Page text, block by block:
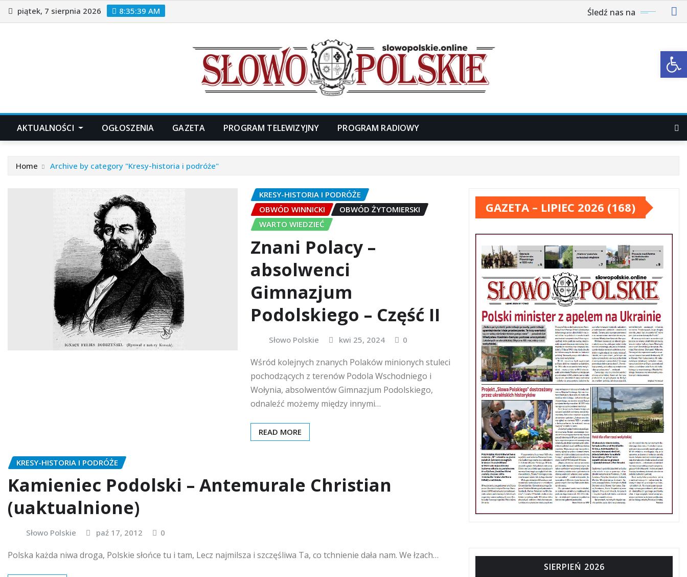
Skip
to
piątek, 7 sierpnia 2026 8:35:40 AM Śledź nas na
AKTUALNOŚCI OGŁOSZENIA GAZETA PROGRAM TELEWIZYJNY PROGRAM RADIOWY
Home Archive by category "Kresy-historia i podróże"
KRESY-HISTORIA I PODRÓŻE
OBWÓD WINNICKI
OBWÓD ŻYTOMIERSKI
WARTO WIEDZIEĆ
Znani Polacy –
absolwenci
Gimnazjum
Podolskiego – Część II
Słowo Polskie kwi 25, 2024 0
Wśród kolejnych znanych Polaków minionych stuleci
pochodzących z terenów Podola Wschodniego i
Wołynia, absolwentów Gimnazjum Podolskiego,
odnaleźć możemy między innymi…
READ MORE
KRESY-HISTORIA I PODRÓŻE
Kamieniec Podolski – Antemurale Christian
(uaktualnione)
Słowo Polskie paź 17, 2012 0
Polska każda niwa droga, Polskie słońce tu i tam, Lecz najmilsza i szczęśliwa Ta, co tchnienie dała nam. We łzach…
GAZETA – LIPIEC 2026 (168)
SIERPIEŃ 2026